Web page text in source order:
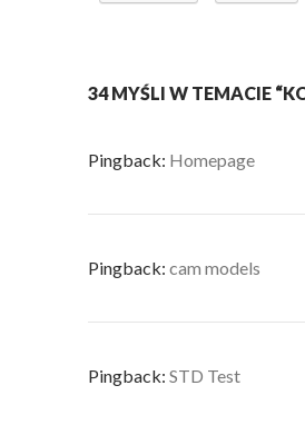
34 MYŚLI W TEMACIE
Pingback: Homepage
Pingback: cam models
Pingback: STD Test